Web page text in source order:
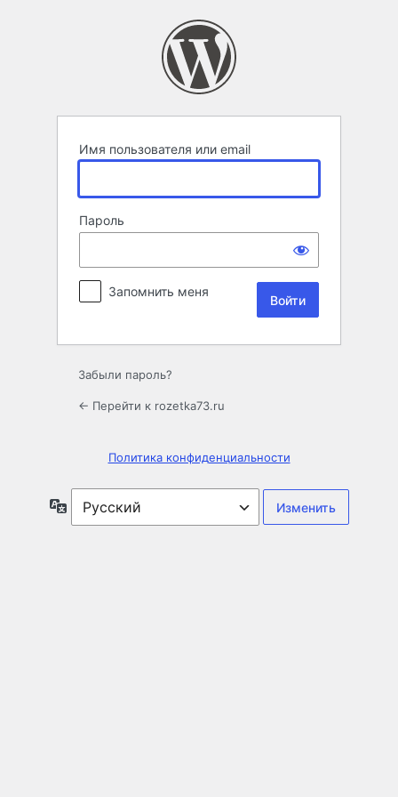
Имя пользователя или email
Пароль
Запомнить меня
Забыли пароль?
← Перейти к rozetka73.ru
Политика конфиденциальности
Язык